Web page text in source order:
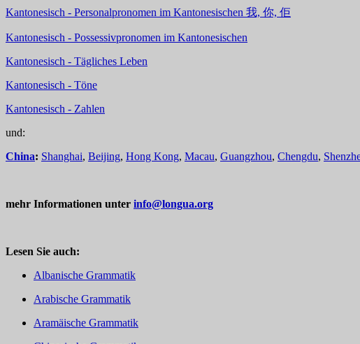
Kantonesisch - Personalpronomen im Kantonesischen 我, 你, 佢
Kantonesisch - Possessivpronomen im Kantonesischen
Kantonesisch - Tägliches Leben
Kantonesisch - Töne
Kantonesisch - Zahlen
und:
China: Shanghai, Beijing, Hong Kong, Macau, Guangzhou, Chengdu,
mehr Informationen unter info@longua.org
Lesen Sie auch:
Albanische Grammatik
Arabische Grammatik
Aramäische Grammatik